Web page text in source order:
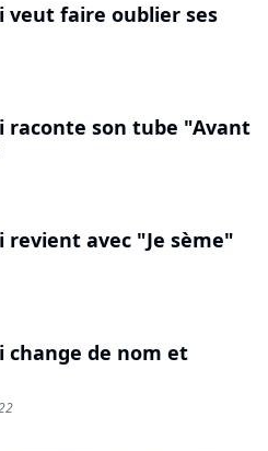
veut faire oublier ses
raconte son tube "Avant
revient avec "Je sème"
change de nom et